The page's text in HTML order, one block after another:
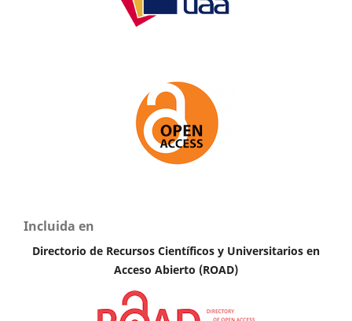
Incluida en
Directorio de Recursos Científicos y Universitarios en
Acceso Abierto (ROAD)